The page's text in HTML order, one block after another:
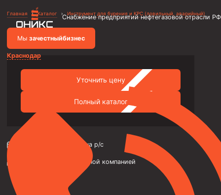
Снабжение предприятий нефтегазовой отрасли
Мы зачестныйбизнес
Краснодар
Металлоконструкции
Каркасы зданий и сооружений
Фильтры скважинные
Насосно-компрессорные трубы и муфты к ним
Трубы НКТ ТУ 14-161-198-2002
Насосно-компрессорные трубы API Spec 5CT
Главная › Каталог › Инструмент для бурения и КРС (ловильный, аварийный)
Уточнить цену
Полный каталог
переводом на р/с
транспортной компанией